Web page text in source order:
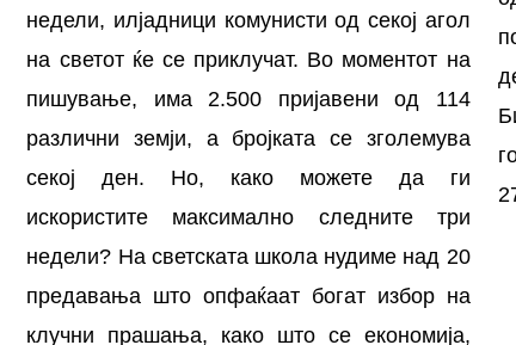
недели, илјадници комунисти од секој агол
на светот ќе се приклучат. Во моментот на
пишување, има 2.500 пријавени од 114
различни земји, а бројката се зголемува
секој ден. Но, како можете да ги
искористите максимално следните три
недели? На светската школа нудиме над 20
предавања што опфаќаат богат избор на
клучни прашања, како што се економија,